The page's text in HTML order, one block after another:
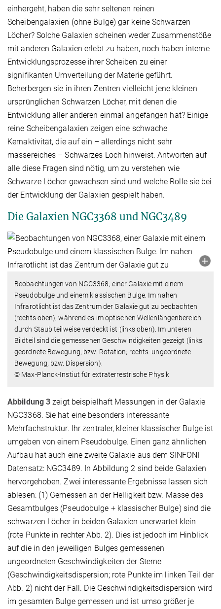
einhergeht, haben die sehr seltenen reinen
Scheibengalaxien (ohne Bulge) gar keine Schwarzen
Löcher? Solche Galaxien scheinen weder Zusammenstöße
mit anderen Galaxien erlebt zu haben, noch haben interne
Entwicklungsprozesse ihrer Scheiben zu einer
signifikanten Umverteilung der Materie geführt.
Beherbergen sie in ihren Zentren vielleicht jene kleinen
ursprünglichen Schwarzen Löcher, mit denen die
Entwicklung aller anderen einmal angefangen hat? Einige
reine Scheibengalaxien zeigen eine schwache
Kernaktivität, die auf ein – allerdings nicht sehr
massereiches – Schwarzes Loch hinweist. Antworten auf
alle diese Fragen sind nötig, um zu verstehen wie
Schwarze Löcher gewachsen sind und welche Rolle sie bei
der Entwicklung der Galaxien gespielt haben.
Die Galaxien NGC3368 und NGC3489
Beobachtungen von NGC3368, einer Galaxie mit einem
Pseudobulge und einem klassischen Bulge. Im nahen
Infrarotlicht ist das Zentrum der Galaxie gut zu beobachten
(rechts oben), während es im optischen Wellenlängenbereich
durch Staub teilweise verdeckt ist (links oben). Im unteren
Bildteil sind die gemessenen Geschwindigkeiten gezeigt (links:
geordnete Bewegung, bzw. Rotation; rechts: ungeordnete
Bewegung, bzw. Dispersion).
© Max-Planck-Instiut für extraterrestrische Physik
Abbildung 3 zeigt beispielhaft Messungen in der Galaxie
NGC3368. Sie hat eine besonders interessante
Mehrfachstruktur. Ihr zentraler, kleiner klassischer Bulge ist
umgeben von einem Pseudobulge. Einen ganz ähnlichen
Aufbau hat auch eine zweite Galaxie aus dem SINFONI
Datensatz: NGC3489. In Abbildung 2 sind beide Galaxien
hervorgehoben. Zwei interessante Ergebnisse lassen sich
ablesen: (1) Gemessen an der Helligkeit bzw. Masse des
Gesamtbulges (Pseudobulge + klassischer Bulge) sind die
schwarzen Löcher in beiden Galaxien unerwartet klein
(rote Punkte in rechter Abb. 2). Dies ist jedoch im Hinblick
auf die in den jeweiligen Bulges gemessenen
ungeordneten Geschwindigkeiten der Sterne
(Geschwindigkeitsdispersion; rote Punkte im linken Teil der
Abb. 2) nicht der Fall. Die Geschwindigkeitsdispersion wird
im gesamten Bulge gemessen und ist umso größer je